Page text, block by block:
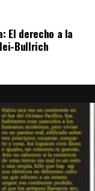
El derecho a la
Bullrich